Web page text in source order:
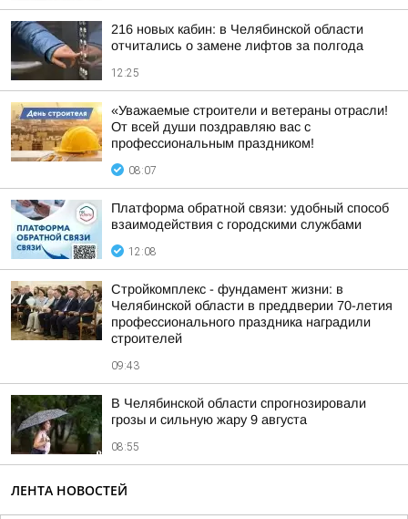
216 новых кабин: в Челябинской области
отчитались о замене лифтов за полгода
12:25
«Уважаемые строители и ветераны отрасли!
От всей души поздравляю вас с
профессиональным праздником!
08:07
Платформа обратной связи: удобный способ
взаимодействия с городскими службами
12:08
Стройкомплекс - фундамент жизни: в
Челябинской области в преддверии 70-летия
профессионального праздника наградили
строителей
09:43
В Челябинской области спрогнозировали
грозы и сильную жару 9 августа
08:55
ЛЕНТА НОВОСТЕЙ